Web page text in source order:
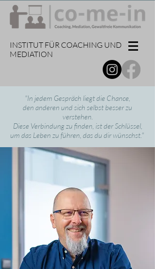
INSTITUT FÜR COACHING UND
MEDIATION​
"In jedem Gespräch liegt die Chance,
den anderen und sich selbst besser zu
verstehen.
Diese Verbindung zu finden, ist der Schlüssel,
um das Leben zu führen, das du dir wünschst."